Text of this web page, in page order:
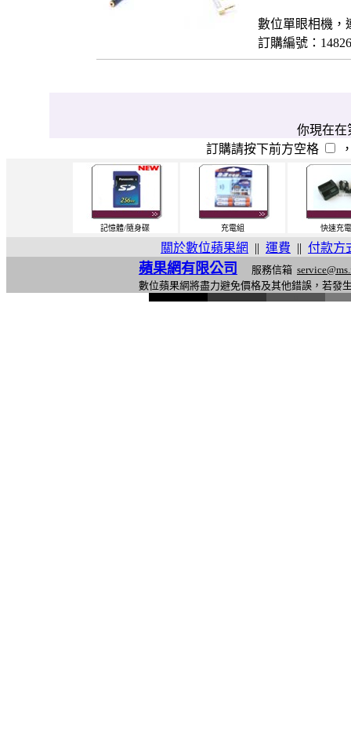
數位單眼相機，
訂購編號：
你現在在
訂購請按下前方空格
記憶體/隨身碟 充電組 快速充
關於數位蘋果網 || 運費 || 付款方
蘋果網有限公司 服務信箱
數位蘋果網將盡力避免價格及其他錯誤，若發